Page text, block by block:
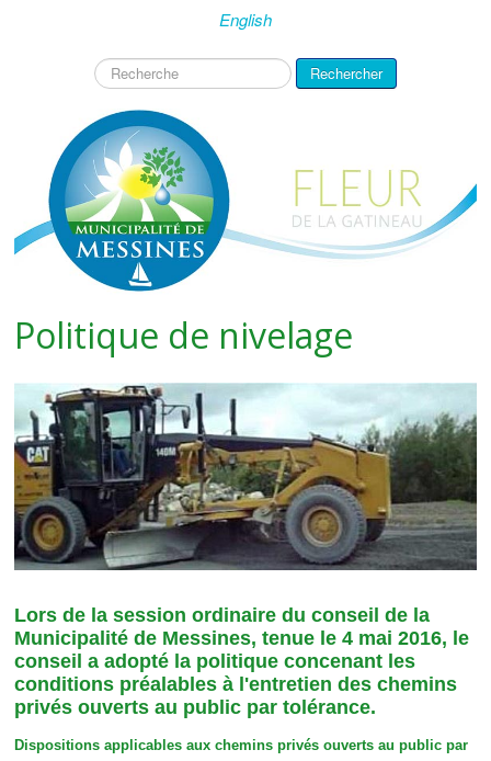
English
Rechercher Rechercher
Politique de nivelage
Lors de la session ordinaire du conseil de la
Municipalité de Messines, tenue le 4 mai 2016, le
conseil a adopté la politique concenant les
conditions préalables à l'entretien des chemins
privés ouverts au public par tolérance.
Dispositions applicables aux chemins privés ouverts au public par